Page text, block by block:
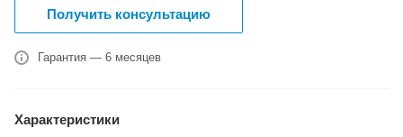
Получить консультацию
Гарантия — 6 месяцев
Характеристики